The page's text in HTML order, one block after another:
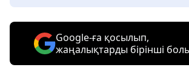
Google-ға қосылып,
жаңалықтарды бірінші